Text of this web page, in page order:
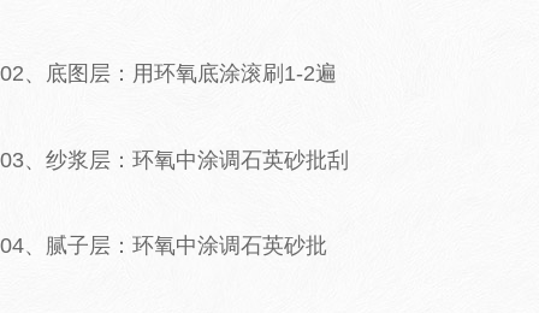
02、底图层：用环氧底涂滚刷1-2遍
03、纱浆层：环氧中涂调石英砂批刮
04、腻子层：环氧中涂调石英砂批